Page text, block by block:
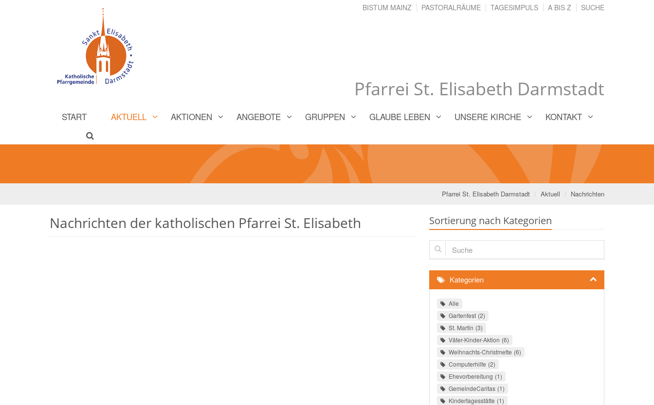
Pfarrei St. Elisabeth Darmstadt
BISTUM MAINZ PASTORALRÄUME TAGESIMPULS A BIS Z SUCHE
START AKTUELL AKTIONEN ANGEBOTE GRUPPEN GLAUBE LEBEN UNSERE KIRCHE KONTAKT
Pfarrei St. Elisabeth Darmstadt Aktuell Nachrichten
Nachrichten der katholischen Pfarrei St. Elisabeth Sortierung nach Kategorien
Suche
Kategorien
Alle
Gartenfest 2
St. Martin 3
Väter-Kinder-Aktion 6
Weihnachts-Christmette 6
Computerhilfe 2
Ehevorbereitung 1
GemeindeCaritas 1
Kindertagesstätte 1